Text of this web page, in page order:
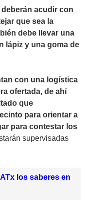
acudir con
que sea la
debe llevar una
lápiz y una goma de
con una logística
ofertada, de ahí
que
para orientar a
para contestar los
supervisadas
los saberes en